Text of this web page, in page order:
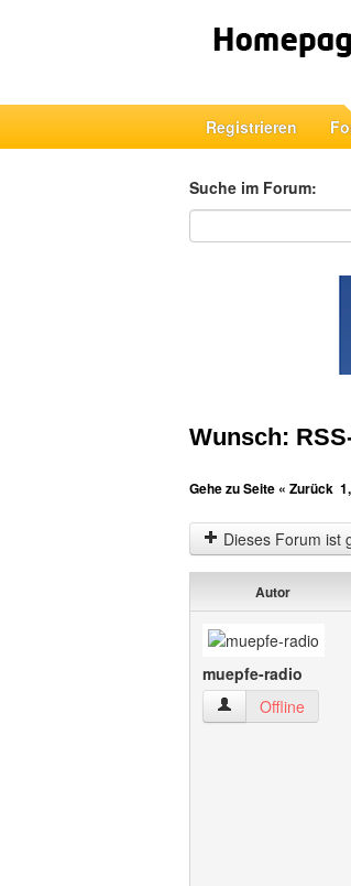
Registrieren
Suche im Forum:
Suche im Forum
Wunsch:
Gehe zu Seite « Zurück 1,
Dieses Forum ist
Autor
muepfe-radio
muepfe-radio
Offline